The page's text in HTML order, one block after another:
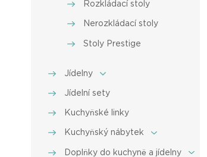
Rozkládací stoly
Nerozkládací stoly
Stoly Prestige
Jídelny
Jídelní sety
Kuchyňské linky
Kuchyňský nábytek
Doplňky do kuchyně a jídelny